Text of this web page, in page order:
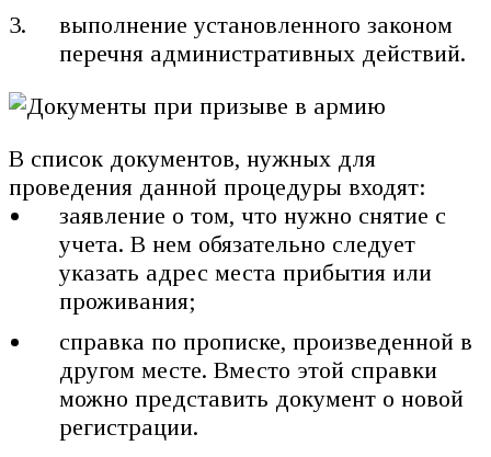
выполнение установленного законом
перечня административных действий.
В список документов, нужных для
проведения данной процедуры входят:
заявление о том, что нужно снятие с
учета. В нем обязательно следует
указать адрес места прибытия или
проживания;
справка по прописке, произведенной в
другом месте. Вместо этой справки
можно представить документ о новой
регистрации.